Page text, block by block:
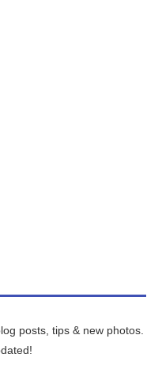
posts, tips & new photos.